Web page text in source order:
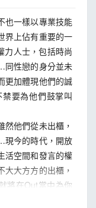
一樣以專業技能
界上佔有重要的一
力人士，包括時尚
同性戀的身分並未
更加體現他們的誠
要為他們鼓掌叫
他們從未出櫃，
現今的時代，開放
活空間和發言的權
大方方的出櫃，
將在Out當中為你